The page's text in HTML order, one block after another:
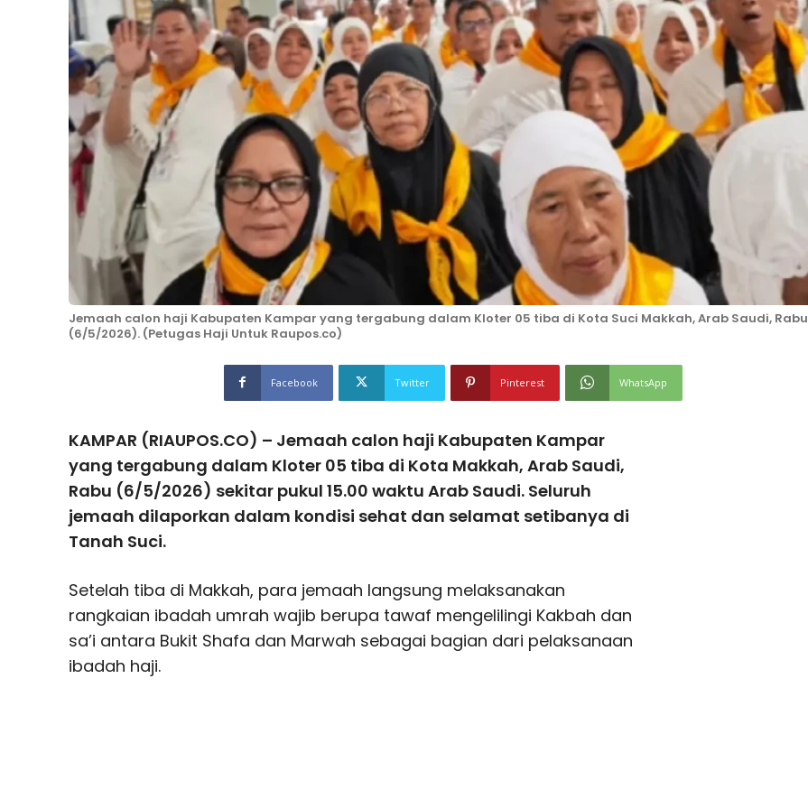
Jemaah calon haji Kabupaten Kampar yang tergabung dalam Kloter 05 tiba di Kota Suci Makkah, Arab Saudi, Rabu
(6/5/2026). (Petugas Haji Untuk Raupos.co)
Facebook Twitter Pinterest WhatsApp
KAMPAR (RIAUPOS.CO) – Jemaah calon haji Kabupaten Kampar
yang tergabung dalam Kloter 05 tiba di Kota Makkah, Arab Saudi,
Rabu (6/5/2026) sekitar pukul 15.00 waktu Arab Saudi. Seluruh
jemaah dilaporkan dalam kondisi sehat dan selamat setibanya di
Tanah Suci.
Setelah tiba di Makkah, para jemaah langsung melaksanakan
rangkaian ibadah umrah wajib berupa tawaf mengelilingi Kakbah dan
sa’i antara Bukit Shafa dan Marwah sebagai bagian dari pelaksanaan
ibadah haji.